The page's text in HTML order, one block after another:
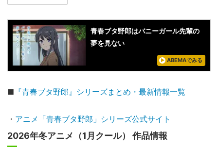
青春ブタ野郎はバニーガール先輩の
夢を見ない
ABEMAでみる
■ 『青春ブタ野郎』シリーズまとめ・最新情報一覧
・ アニメ「青春ブタ野郎」シリーズ公式サイト
2026年冬アニメ（1月クール） 作品情報